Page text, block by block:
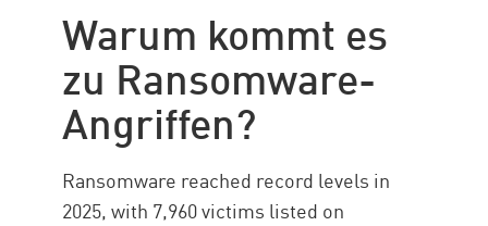
Typen
Beliebte Varianten
Auswirkung auf das Geschäft
Ransomware-Schutz
Warum kommt es
zu Ransomware-
Angriffen?
Ransomware reached record levels in
2025, with 7,960 victims listed on